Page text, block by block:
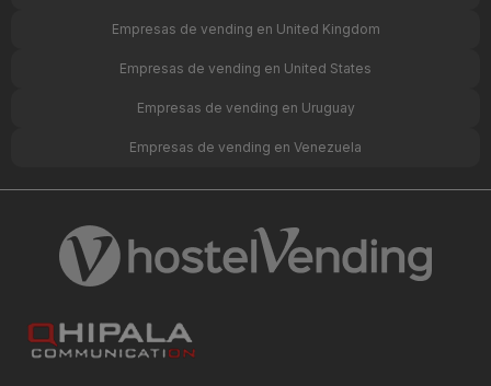
Empresas de vending en United Kingdom
Empresas de vending en United States
Empresas de vending en Uruguay
Empresas de vending en Venezuela